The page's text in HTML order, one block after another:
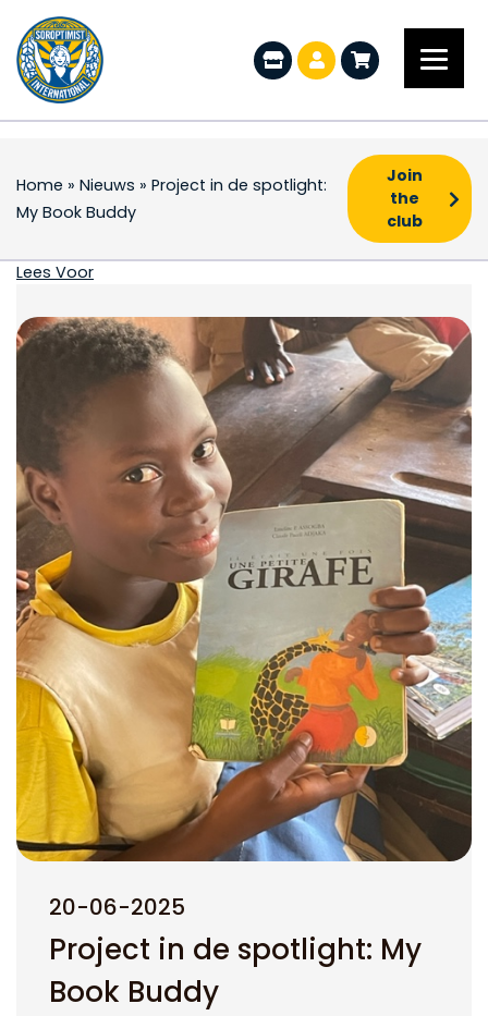
Home » Nieuws » Project in de spotlight:
My Book Buddy
Join
the
club
Project in de
Lees Voor
20-06-2025
Project in de spotlight: My
Book Buddy